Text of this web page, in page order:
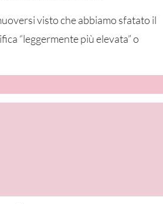
visto che abbiamo sfatato il
“leggermente più elevata” o